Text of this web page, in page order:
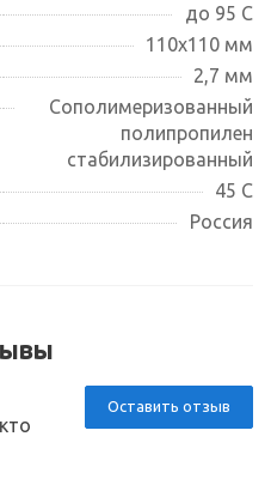
до 95 С
110х110 мм
2,7 мм
Сополимеризованный
полипропилен
стабилизированный
45 С
Россия
Оставить отзыв